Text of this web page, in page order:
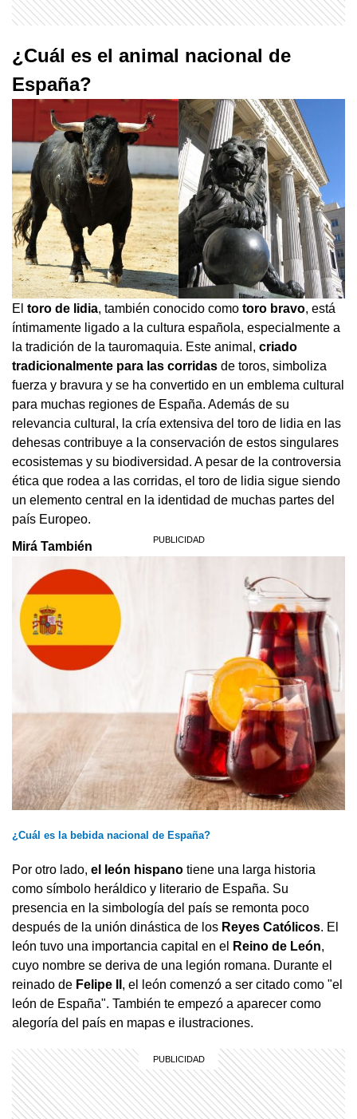
¿Cuál es el animal nacional de
España?
El toro de lidia, también conocido como toro bravo, está
íntimamente ligado a la cultura española, especialmente a
la tradición de la tauromaquia. Este animal, criado
tradicionalmente para las corridas de toros, simboliza
fuerza y bravura y se ha convertido en un emblema cultural
para muchas regiones de España. Además de su
relevancia cultural, la cría extensiva del toro de lidia en las
dehesas contribuye a la conservación de estos singulares
ecosistemas y su biodiversidad. A pesar de la controversia
ética que rodea a las corridas, el toro de lidia sigue siendo
un elemento central en la identidad de muchas partes del
país Europeo.
Mirá También
¿Cuál es la bebida nacional de España?
Por otro lado, el león hispano tiene una larga historia
como símbolo heráldico y literario de España. Su
presencia en la simbología del país se remonta poco
después de la unión dinástica de los Reyes Católicos. El
león tuvo una importancia capital en el
Reino de León,
cuyo nombre se deriva de una legión romana. Durante el
reinado de Felipe II , el león comenzó a ser citado como "el
león de España". También te empezó a aparecer como
alegoría del país en mapas e ilustraciones.